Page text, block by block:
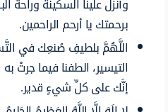
برحمتك يا أرحم الراحمين.
اللَّهُمَّ بلطيفِ صُنعِك في
التيسير، الطفنا فيما جرتْ
إنَّك على كلِّ شيءٍ قدير.